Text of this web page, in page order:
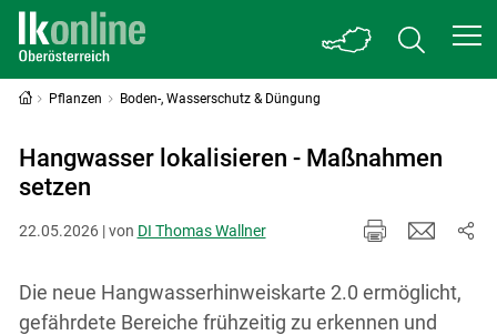
Pflanzen Boden-, Wasserschutz & Düngung
Hangwasser lokalisieren - Maßnahmen
setzen
22.05.2026 | von DI Thomas Wallner
Die neue Hangwasserhinweiskarte 2.0 ermöglicht,
gefährdete Bereiche frühzeitig zu erkennen und